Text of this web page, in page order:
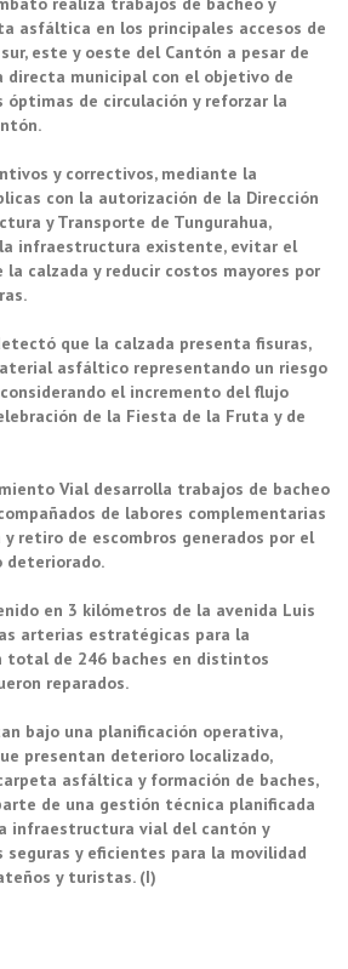
asfáltica en los principales accesos de
este y oeste del Cantón a pesar de
directa municipal con el objetivo de
óptimas de circulación y reforzar la
y correctivos, mediante la
con la autorización de la Dirección
y Transporte de Tungurahua,
infraestructura existente, evitar el
calzada y reducir costos mayores por
que la calzada presenta fisuras,
asfáltico representando un riesgo
el incremento del flujo
de la Fiesta de la Fruta y de
Vial desarrolla trabajos de bacheo
de labores complementarias
retiro de escombros generados por el
deteriorado.
en 3 kilómetros de la avenida Luis
arterias estratégicas para la
total de 246 baches en distintos
reparados.
bajo una planificación operativa,
presentan deterioro localizado,
asfáltica y formación de baches,
de una gestión técnica planificada
infraestructura vial del cantón y
seguras y eficientes para la movilidad
y turistas. (I)